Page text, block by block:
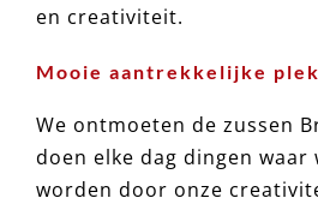
en creativiteit.
Mooie aantrekkelijke plek
We ontmoeten de zussen
doen elke dag dingen waar
worden door onze